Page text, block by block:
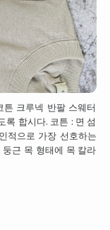
크루넥 반팔 스웨터
록 합시다. 코튼 : 면 섬
적으로 가장 선호하는
근 목 형태에 목 칼라